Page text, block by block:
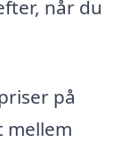
når du
på
mellem